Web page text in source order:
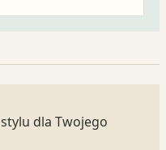
dla Twojego